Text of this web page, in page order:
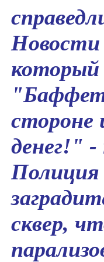
Новости
который
денег!"
Полиция
сквер,